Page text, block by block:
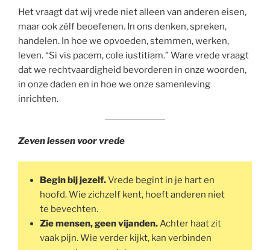
Het vraagt dat wij vrede niet alleen van anderen eisen,
maar ook zélf beoefenen. In ons denken, spreken,
handelen. In hoe we opvoeden, stemmen, werken,
leven. “Si vis pacem, cole iustitiam.” Ware vrede vraagt
dat we rechtvaardigheid bevorderen in onze woorden,
in onze daden en in hoe we onze samenleving
inrichten.
Zeven lessen voor vrede
Begin bij jezelf.Vrede begint in je hart en
hoofd. Wie zichzelf kent, hoeft anderen niet
te bevechten.
Zie mensen, geen vijanden.Achter haat zit
vaak pijn. Wie verder kijkt, kan verbinden